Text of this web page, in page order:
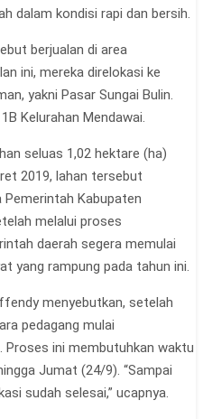
dalam kondisi rapi dan bersih.
berjualan di area
ini, mereka direlokasi ke
yakni Pasar Sungai Bulin.
Kelurahan Mendawai.
seluas 1,02 hektare (ha)
2019, lahan tersebut
Pemerintah Kabupaten
melalui proses
daerah segera memulai
yang rampung pada tahun ini.
menyebutkan, setelah
pedagang mulai
Proses ini membutuhkan waktu
Jumat (24/9). “Sampai
sudah selesai,” ucapnya.